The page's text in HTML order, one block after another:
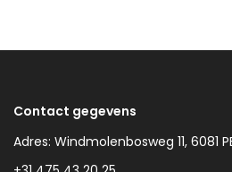
Contact gegevens
Adres: Windmolenbosweg 11, 6081